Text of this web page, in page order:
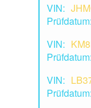
VIN:
Prüfdatum:
VIN:
Prüfdatum:
VIN:
Prüfdatum: